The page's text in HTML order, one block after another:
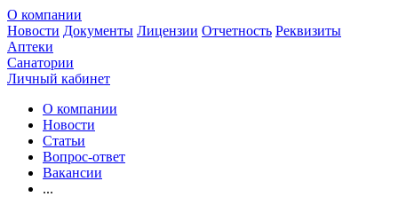
О компании
Новости Документы Лицензии Отчетность Реквизиты
Аптеки
Санатории
Личный кабинет
О компании
Новости
Статьи
Вопрос-ответ
Вакансии
...